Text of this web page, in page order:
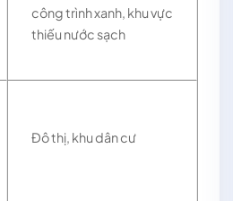
công trình xanh, khu vực
thiếu nước sạch
Đô thị, khu dân cư